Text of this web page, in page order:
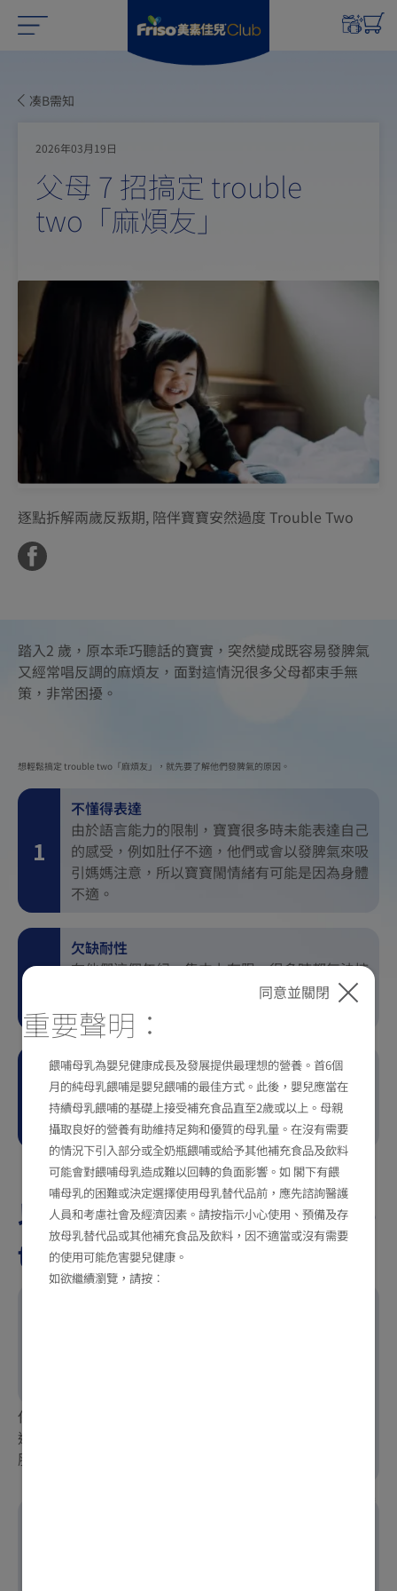
凑B需知
2026年03月19日
父母 7 招搞定 trouble
two「麻煩友」
逐點拆解兩歲反叛期, 陪伴寶寶安然過度 Trouble Two
踏入2 歲，原本乖巧聽話的寶實，突然變成既容易發脾氣
又經常唱反調的麻煩友，面對這情況很多父母都束手無
策，非常困擾。
想輕鬆搞定 trouble two「麻煩友」，就先要了解他們發脾氣的原因。
不懂得表達
由於語言能力的限制，寶寶很多時未能表達自己
的感受，例如肚仔不適，他們或會以發脾氣來吸
引媽媽注意，所以寶寶閙情緒有可能是因為身體
不適。
欠缺耐性
在他們這個年紀，集中力有限，很多時都無法持
續地專注做同一件事，即使簡單如排隊他們亦欠
缺耐性等候。
高估自己能力
有時他們並不是故意搗亂，而是真的以為自己做
得到，倒如將牛奶倒入杯，但礙於他們手眼協調
的能力尚待發展，因此仍會倒瀉。
以下 7 招幫大家搞定trouble
two
保持寶寶的生活規律，定時
進餐和睡眠，避免他們因為
肚餓或眼瞓而發脾氣
同意並關閉
重要聲明：
餵哺母乳為嬰兒健康成長及發展提供最理想的營養。首6個
月的純母乳餵哺是嬰兒餵哺的最佳方式。此後，嬰兒應當在
持續母乳餵哺的基礎上接受補充食品直至2歲或以上。母親
攝取良好的營養有助維持足夠和優質的母乳量。在沒有需要
的情況下引入部分或全奶瓶餵哺或給予其他補充食品及飲料
可能會對餵哺母乳造成難以回轉的負面影響。如 閣下有餵
哺母乳的困難或決定選擇使用母乳替代品前，應先諮詢醫護
人員和考慮社會及經濟因素。請按指示小心使用、預備及存
放母乳替代品或其他補充食品及飲料，因不適當或沒有需要
的使用可能危害嬰兒健康。
如欲繼續瀏覽，請按︰